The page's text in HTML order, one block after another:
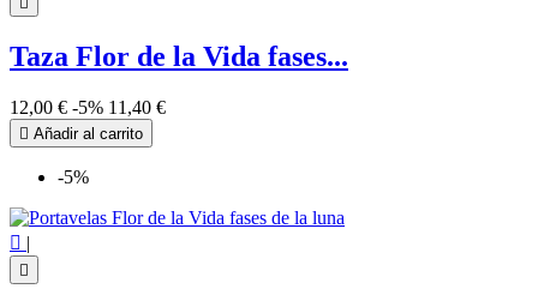
Taza Flor de la Vida fases...
12,00 € -5% 11,40 €
 Añadir al carrito
-5%
 |
